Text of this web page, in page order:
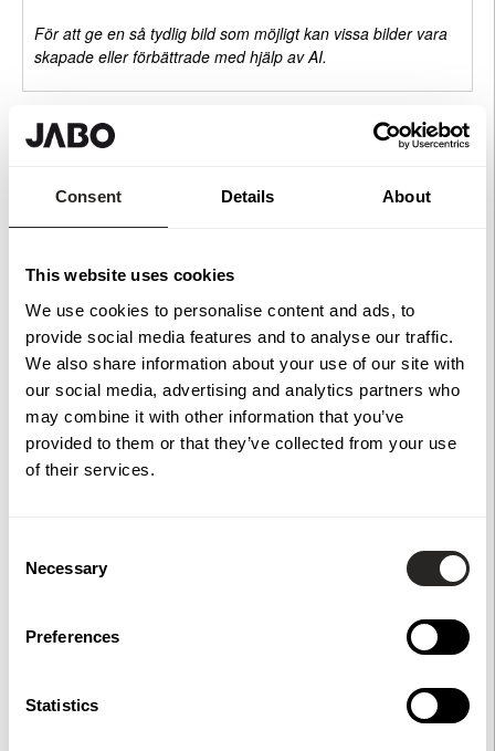
Consent Details About
This website uses cookies
We use cookies to personalise content and ads, to
provide social media features and to analyse our traffic.
We also share information about your use of our site with
our social media, advertising and analytics partners who
may combine it with other information that you’ve
provided to them or that they’ve collected from your use
of their services.
Selection
Necessary
Preferences
Statistics
För att ge en så tydlig bild som möjligt kan vissa bilder vara
skapade eller förbättrade med hjälp av AI.
Rekommenderade tillbehör
Ribba Öckerö Linax Grå 6-
pack 1490x45x45 FSC (B)
619 kr
Ribba Öckerö Linax Grå 4-
pack 1490x45x45 FSC (B)
419 kr
Köp
Stolplock Dolt Invändigt
Donsö Svart
99 kr
Köp